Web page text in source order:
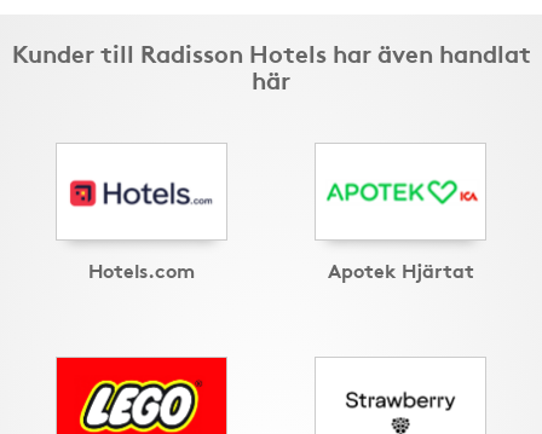
Kunder till Radisson Hotels har även handlat
här
Hotels.com Apotek Hjärtat